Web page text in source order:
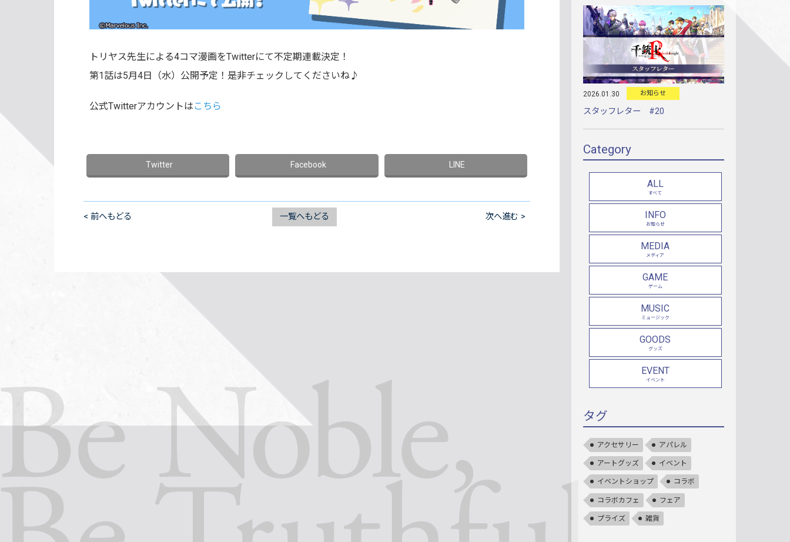
トリヤス先生による4コマ漫画をTwitterにて不定期連載決定！
第1話は5月4日（水）公開予定！是非チェックしてくださいね♪
公式Twitterアカウントは こちら
< 前へもどる 一覧へもどる 次へ進む >
2026.01.30 お知らせ
スタッフレター #20
Category
ALL
すべて
INFO
お知らせ
MEDIA
メディア
GAME
ゲーム
MUSIC
ミュージック
GOODS
グッズ
EVENT
イベント
タグ
アクセサリー アパレル
アートグッズ イベント
イベントショップ コラボ
コラボカフェ フェア
プライズ 雑貨